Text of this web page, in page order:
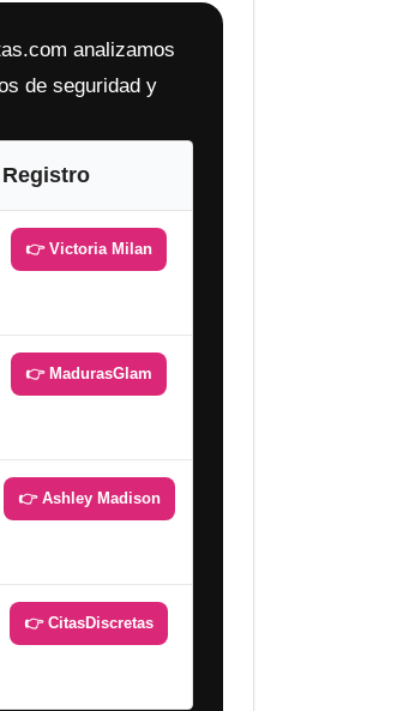
analizamos
de seguridad y
Registro
👉 Victoria Milan
👉 MadurasGlam
👉 Ashley Madison
👉 CitasDiscretas